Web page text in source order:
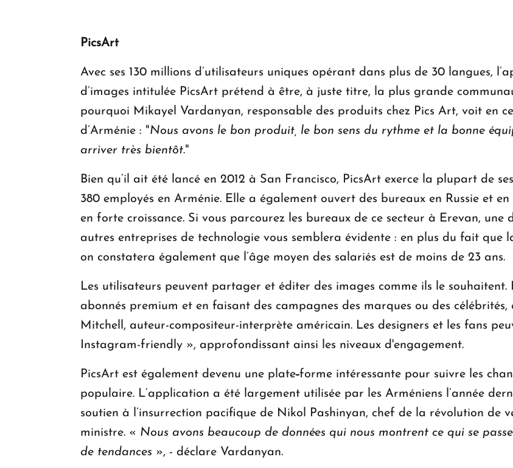
PicsArt
Avec ses 130 millions d’utilisateurs uniques opérant dans plus de 30 langues,
d’images intitulée PicsArt prétend à être, à juste titre, la plus grande
pourquoi Mikayel Vardanyan, responsable des produits chez Pics Art, voit en
d’Arménie : "Nous avons le bon produit, le bon sens du rythme et la bonne
arriver très bientôt."
Bien qu’il ait été lancé en 2012 à San Francisco, PicsArt exerce la plupart de
380 employés en Arménie. Elle a également ouvert des bureaux en Russie et
en forte croissance. Si vous parcourez les bureaux de ce secteur à Erevan,
autres entreprises de technologie vous semblera évidente : en plus du fait que
on constatera également que l’âge moyen des salariés est de moins de 23 ans.
Les utilisateurs peuvent partager et éditer des images comme ils le
abonnés premium et en faisant des campagnes des marques ou des célébrités,
Mitchell, auteur-compositeur-interprète américain. Les designers et les fans
Instagram-friendly », approfondissant ainsi les niveaux d'engagement.
PicsArt est également devenu une plate-forme intéressante pour suivre les
populaire. L’application a été largement utilisée par les Arméniens l’année
soutien à l’insurrection pacifique de Nikol Pashinyan, chef de la révolution de
ministre. « Nous avons beaucoup de données qui nous montrent ce qui se
de tendances », - déclare Vardanyan.